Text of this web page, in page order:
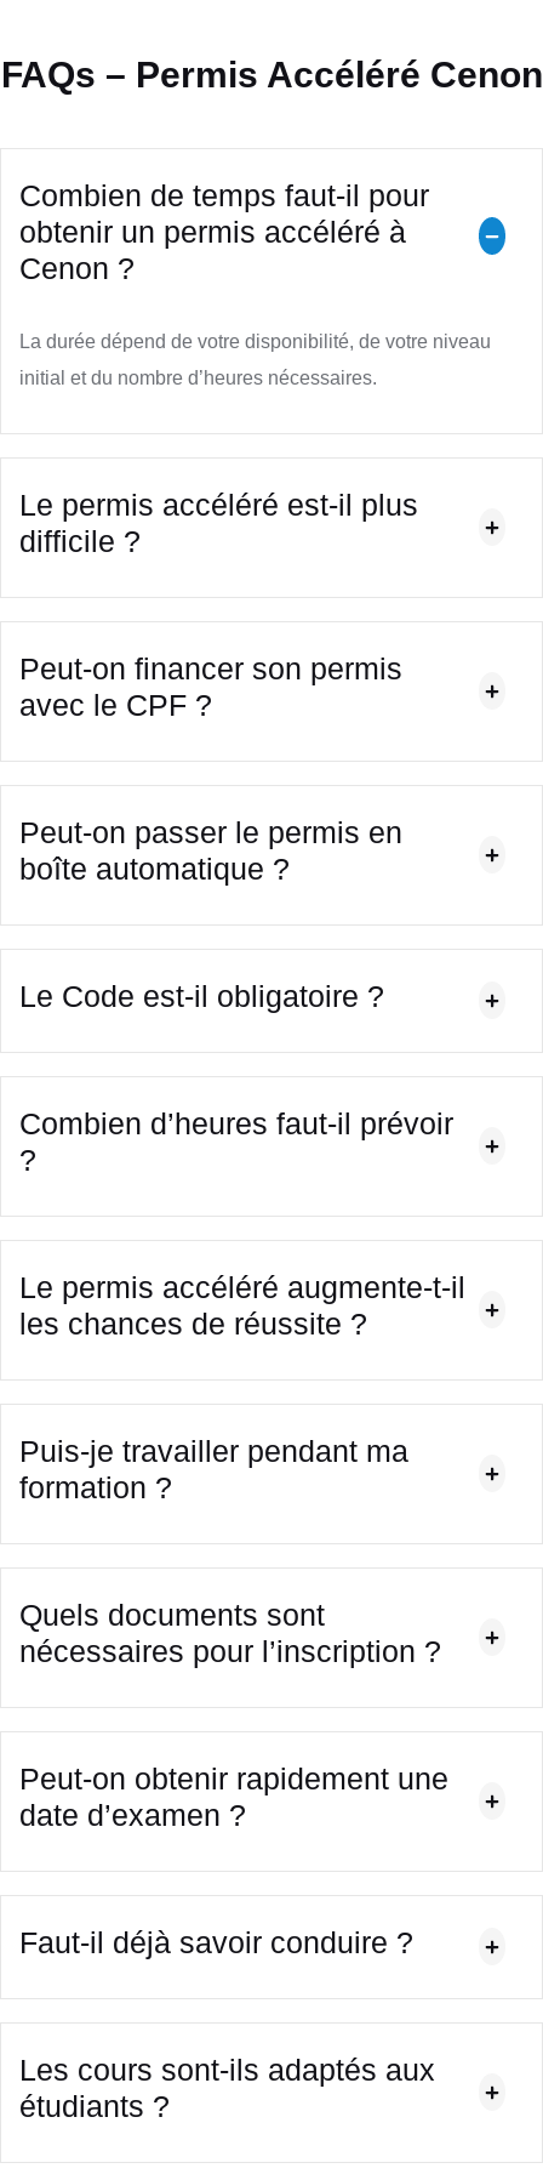
FAQs – Permis Accéléré Cenon
Combien de temps faut-il pour
obtenir un permis accéléré à
Cenon ?
La durée dépend de votre disponibilité, de votre niveau
initial et du nombre d’heures nécessaires.
Le permis accéléré est-il plus
difficile ?
Peut-on financer son permis
avec le CPF ?
Peut-on passer le permis en
boîte automatique ?
Le Code est-il obligatoire ?
Combien d’heures faut-il prévoir
?
Le permis accéléré augmente-t-il
les chances de réussite ?
Puis-je travailler pendant ma
formation ?
Quels documents sont
nécessaires pour l’inscription ?
Peut-on obtenir rapidement une
date d’examen ?
Faut-il déjà savoir conduire ?
Les cours sont-ils adaptés aux
étudiants ?